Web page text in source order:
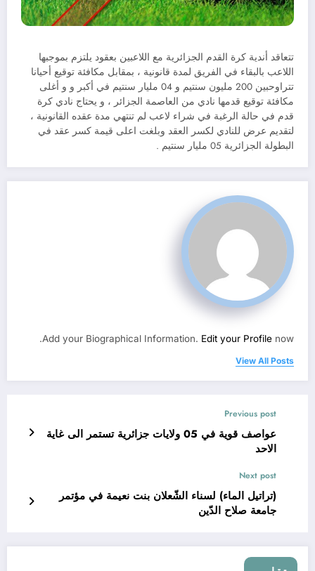
تتعاقد أندية كرة القدم الجزائرية مع اللاعبين بعقود يلتزم بموجبها
اللاعب بالبقاء في الفريق لمدة قانونية ، بمقابل مكافئة توقيع أحيانا
تتراوحبين 200 مليون سنتيم و 04 مليار سنتيم في أكبر و و أغلى
مكافئة توقيع قدمها نادي من العاصمة الجزائر ، و يحتاج نادي كرة
قدم في حالة الرغبة في شراء لاعب لم تنتهي مدة عقده القانونية ،
لتقديم عرض للنادي لكسر العقد وبلغت اعلى قيمة كسر عقد في
البطولة الجزائرية 05 مليار سنتيم .
Add your Biographical Information. Edit your Profile now.
View All Posts
Previous post
عواصف قوية في 05 ولايات جزائرية تستمر الى غاية
الاحد
Next post
(تراتيل الماء) لسناء الشّعلان بنت نعيمة في مؤتمر
جامعة صلاح الدّين